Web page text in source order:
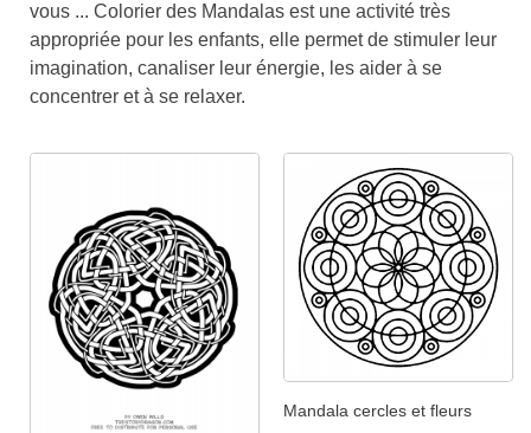
vous ... Colorier des Mandalas est une activité très
appropriée pour les enfants, elle permet de stimuler leur
imagination, canaliser leur énergie, les aider à se
concentrer et à se relaxer.
Mandala cercles et fleurs